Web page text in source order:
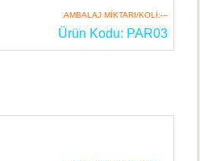
AMBALAJ MİKTARI/KOLİ:---
Ürün Kodu: PAR03